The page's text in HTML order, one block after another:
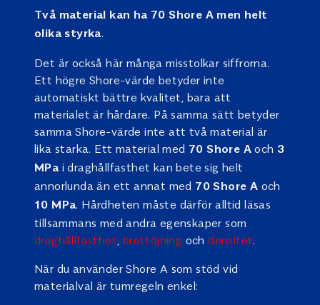
Två material kan ha 70 Shore A men helt
olika styrka.
Det är också här många misstolkar siffrorna.
Ett högre Shore-värde betyder inte
automatiskt bättre kvalitet, bara att
materialet är hårdare. På samma sätt betyder
samma Shore-värde inte att två material är
lika starka. Ett material med 70 Shore A och 3
MPa i draghållfasthet kan bete sig helt
annorlunda än ett annat med 70 Shore A och
10 MPa. Hårdheten måste därför alltid läsas
tillsammans med andra egenskaper som
draghållfasthet brottöjning ochdensitet.
När du använder Shore A som stöd vid
materialval är tumregeln enkel: